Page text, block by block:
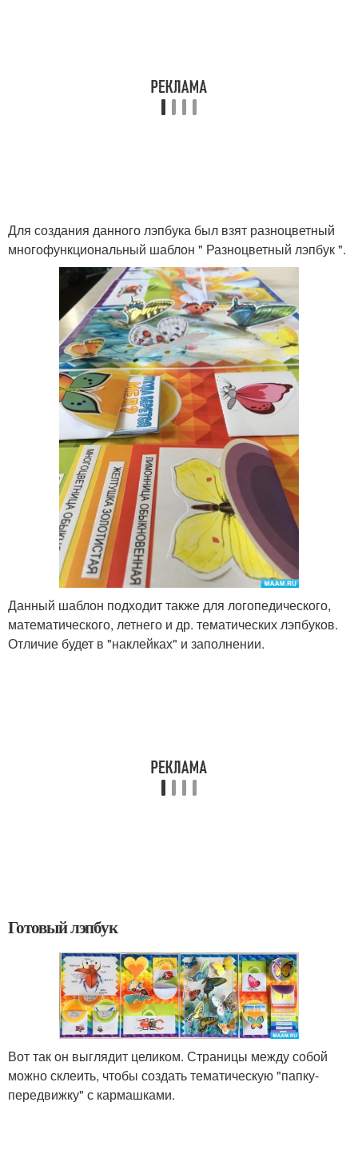
Для создания данного лэпбука был взят разноцветный
многофункциональный шаблон " Разноцветный лэпбук ".
Данный шаблон подходит также для логопедического,
математического, летнего и др. тематических лэпбуков.
Отличие будет в "наклейках" и заполнении.
Готовый лэпбук
Вот так он выглядит целиком. Страницы между собой
можно склеить, чтобы создать тематическую "папку-
передвижку" с кармашками.